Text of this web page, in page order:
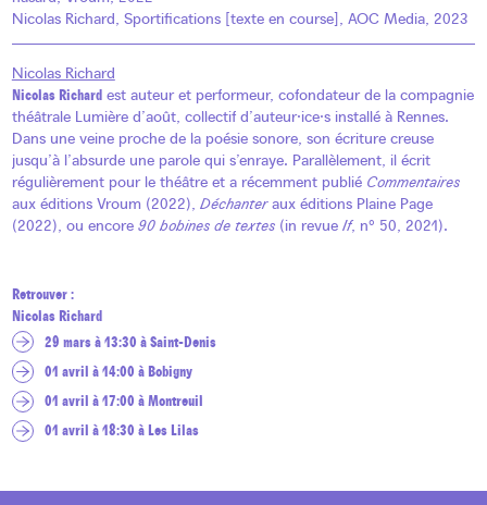
Nicolas Richard, Sportifications [texte en course], AOC Media, 2023
Nicolas Richard
Nicolas Richardest auteur et performeur, cofondateur de la compagnie
théâtrale Lumière d’août, collectif d’auteur·ice·s installé à Rennes.
Dans une veine proche de la poésie sonore, son écriture creuse
jusqu’à l’absurde une parole qui s’enraye. Parallèlement, il écrit
régulièrement pour le théâtre et a récemment publié Commentaires
aux éditions Vroum (2022), Déchanteraux éditions Plaine Page
(2022), ou encore 90 bobines de textes(in revue If, n° 50, 2021).
Retrouver :
Nicolas Richard
29 mars à 13:30 à Saint-Denis
01 avril à 14:00 à Bobigny
01 avril à 17:00 à Montreuil
01 avril à 18:30 à Les Lilas